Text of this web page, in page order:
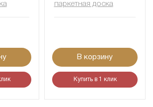
паркетная доска
В корзину
Купить в 1 клик